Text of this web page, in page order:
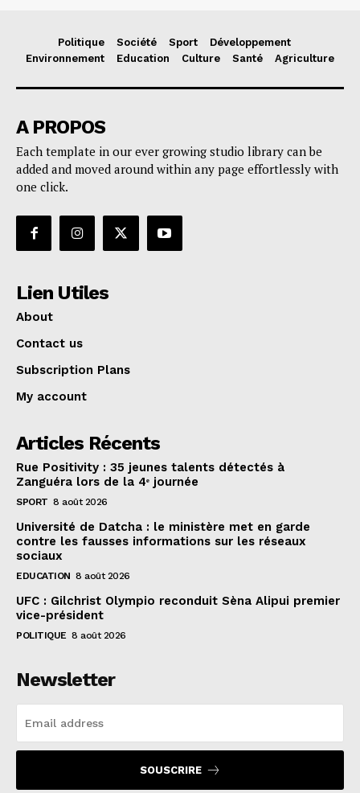
Politique Société Sport
Développement
Environnement
Education Culture Santé Agriculture
A PROPOS
Each template in our ever growing studio library can be
added and moved around within any page effortlessly with
one click.
Lien Utiles
About
Contact us
Subscription Plans
My account
Articles Récents
Rue Positivity : 35 jeunes talents détectés à
Zanguéra lors de la 4ᵉ journée
SPORT 8 août 2026
Université de Datcha : le ministère met en garde
contre les fausses informations sur les réseaux
sociaux
EDUCATION 8 août 2026
UFC : Gilchrist Olympio reconduit Sèna Alipui premier
vice-président
POLITIQUE 8 août 2026
Newsletter
SOUSCRIRE